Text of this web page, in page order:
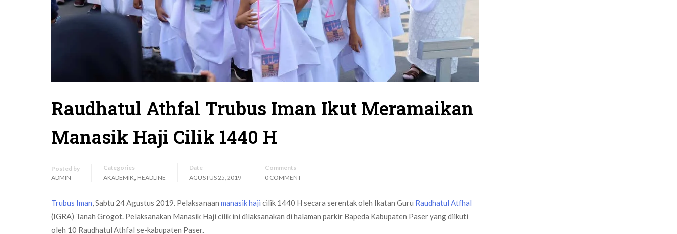
Raudhatul Athfal Trubus Iman Ikut Meramaikan
Manasik Haji Cilik 1440 H
Posted by
ADMIN
Categories
AKADEMIK, HEADLINE
Date
AGUSTUS 25, 2019
Comments
0 COMMENT
Trubus Iman, Sabtu 24 Agustus 2019. Pelaksanaan manasik haji cilik 1440 H secara serentak oleh Ikatan Guru Raudhatul Atfhal
(IGRA) Tanah Grogot. Pelaksanakan Manasik Haji cilik ini dilaksanakan di halaman parkir Bapeda Kabupaten Paser yang diikuti
oleh 10 Raudhatul Athfal se-kabupaten Paser.